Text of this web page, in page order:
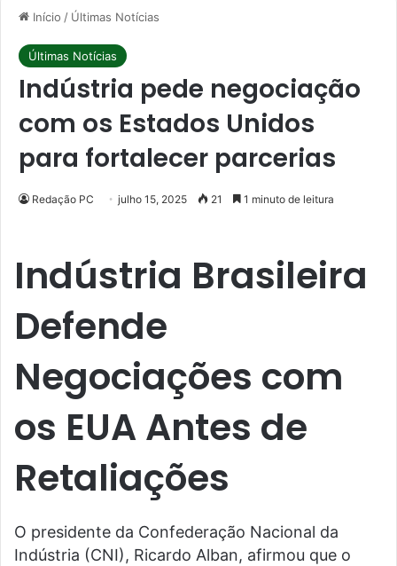
Início / Últimas Notícias
Últimas Notícias
Indústria pede negociação
com os Estados Unidos
para fortalecer parcerias
Redação PC julho 15, 2025 21 1 minuto de leitura
Indústria Brasileira
Defende
Negociações com
os EUA Antes de
Retaliações
O presidente da Confederação Nacional da
Indústria (CNI), Ricardo Alban, afirmou que o